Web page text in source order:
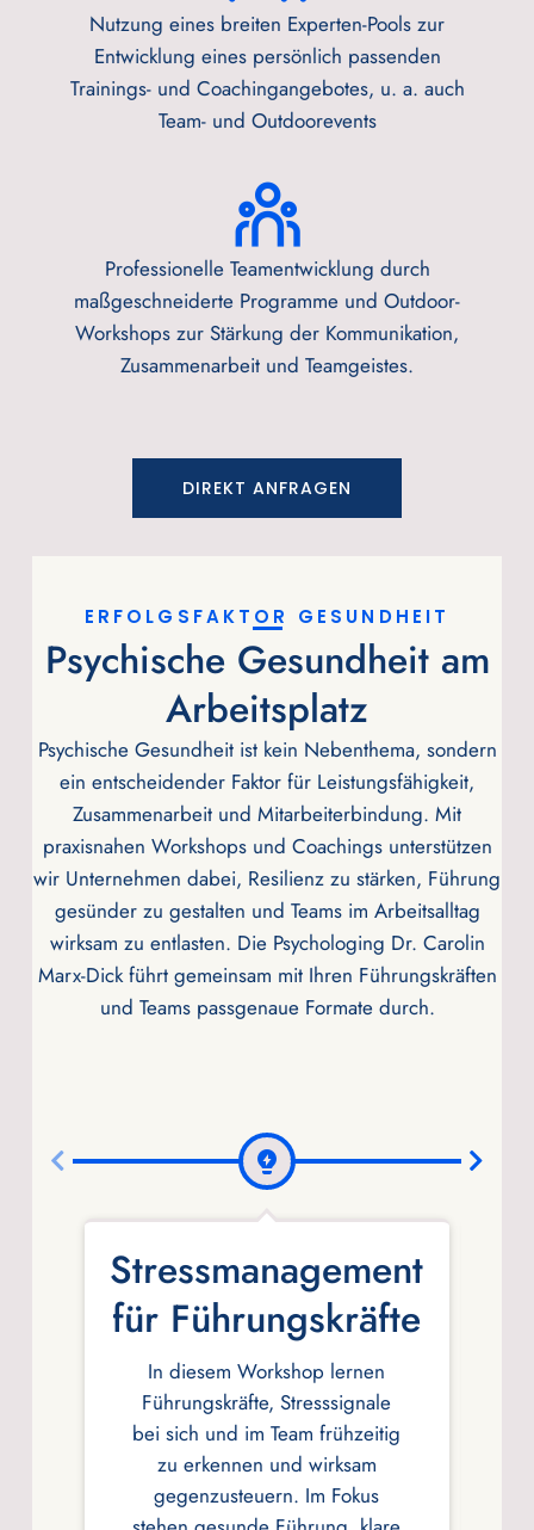
Nutzung eines breiten Experten-Pools zur
Entwicklung eines persönlich passenden
Trainings- und Coachingangebotes, u. a. auch
Team- und Outdoorevents
Professionelle Teamentwicklung durch
maßgeschneiderte Programme und Outdoor-
Workshops zur Stärkung der Kommunikation,
Zusammenarbeit und Teamgeistes.
DIREKT ANFRAGEN
ERFOLGSFAKTOR GESUNDHEIT
Psychische Gesundheit am
Arbeitsplatz
Psychische Gesundheit ist kein Nebenthema, sondern
ein entscheidender Faktor für Leistungsfähigkeit,
Zusammenarbeit und Mitarbeiterbindung. Mit
praxisnahen Workshops und Coachings unterstützen
wir Unternehmen dabei, Resilienz zu stärken, Führung
gesünder zu gestalten und Teams im Arbeitsalltag
wirksam zu entlasten. Die Psychologing Dr. Carolin
Marx-Dick führt gemeinsam mit Ihren Führungskräften
und Teams passgenaue Formate durch.
Stressmanagement
für Führungskräfte
In diesem Workshop lernen
Führungskräfte, Stresssignale
bei sich und im Team frühzeitig
zu erkennen und wirksam
gegenzusteuern. Im Fokus